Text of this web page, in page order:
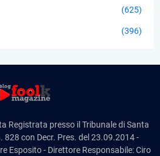
(625)
(396)
Registrata presso il Tribunale di Santa
828 con Decr. Pres. del 23.09.2014 -
Esposito - Direttore Responsabile: Ciro